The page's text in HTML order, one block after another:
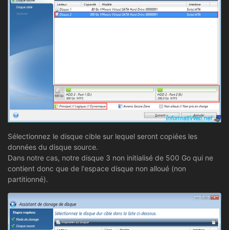
Sélectionnez le disque cible sur lequel seront copiées les
données du disque source.
Dans notre cas, notre disque 3 non initialisé de 500 Go qui ne
contient donc que de l'espace disque non alloué (non
partitionné).